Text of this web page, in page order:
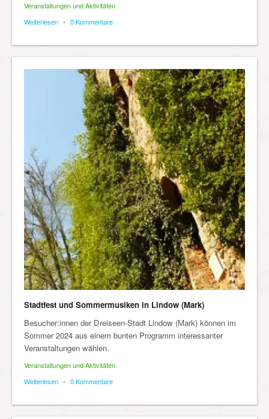
Veranstaltungen und Aktivitäten
Weiterlesen • 0 Kommentare
Stadtfest und Sommermusiken in Lindow (Mark)
Besucher:innen der Dreiseen-Stadt Lindow (Mark) können im
Sommer 2024 aus einem bunten Programm interessanter
Veranstaltungen wählen.
Veranstaltungen und Aktivitäten
Weiterlesen • 0 Kommentare